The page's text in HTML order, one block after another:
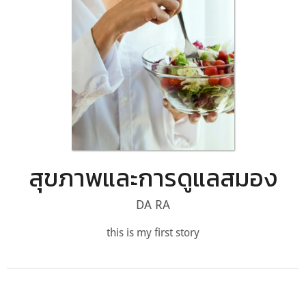
สุขภาพและการดูแลสมอง
DA RA
this is my first story